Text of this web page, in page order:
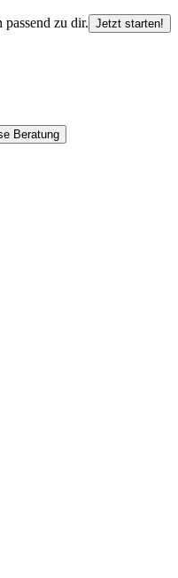
zu dir. Jetzt starten!
Beratung